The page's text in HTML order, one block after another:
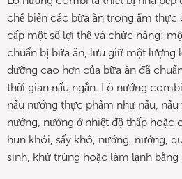
chế biến các bữa ăn trong ẩm
cấp một số lợi thế và chức năng:
chuẩn bị bữa ăn, lưu giữ một lượng
dưỡng cao hơn của bữa ăn đã
thời gian nấu ngắn. Lò nướng
nấu nướng thực phẩm như nấu,
nướng, nướng ở nhiệt độ thấp
hun khói, sấy khô, nướng, nướng,
sinh, khử trùng hoặc làm lạnh bằng